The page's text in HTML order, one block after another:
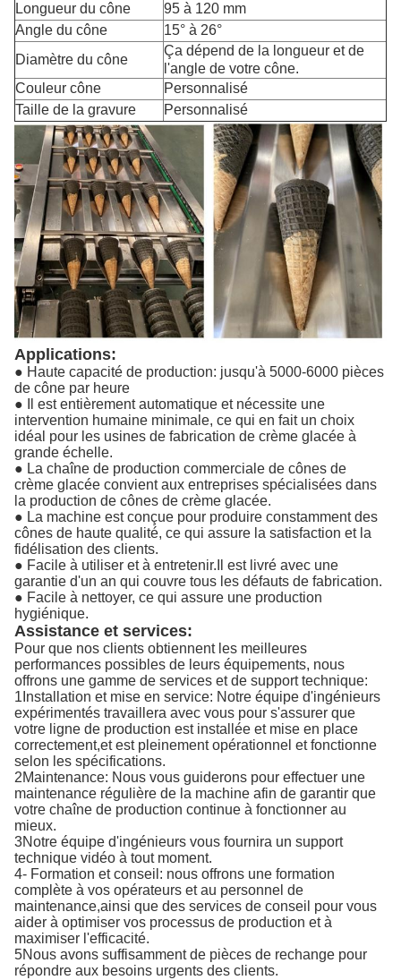
Longueur du cône
95 à 120 mm
Angle du cône
15° à 26°
Diamètre du cône
Ça dépend de la longueur et de
l'angle de votre cône.
Couleur cône
Personnalisé
Taille de la gravure
Personnalisé
Applications:
● Haute capacité de production: jusqu'à 5000-6000 pièces
de cône par heure
● Il est entièrement automatique et nécessite une
intervention humaine minimale, ce qui en fait un choix
idéal pour les usines de fabrication de crème glacée à
grande échelle.
● La chaîne de production commerciale de cônes de
crème glacée convient aux entreprises spécialisées dans
la production de cônes de crème glacée.
● La machine est conçue pour produire constamment des
cônes de haute qualité, ce qui assure la satisfaction et la
fidélisation des clients.
● Facile à utiliser et à entretenir.Il est livré avec une
garantie d'un an qui couvre tous les défauts de fabrication.
● Facile à nettoyer, ce qui assure une production
hygiénique.
Assistance et services:
Pour que nos clients obtiennent les meilleures
performances possibles de leurs équipements, nous
offrons une gamme de services et de support technique:
1Installation et mise en service: Notre équipe d'ingénieurs
expérimentés travaillera avec vous pour s'assurer que
votre ligne de production est installée et mise en place
correctement,et est pleinement opérationnel et fonctionne
selon les spécifications.
2Maintenance: Nous vous guiderons pour effectuer une
maintenance régulière de la machine afin de garantir que
votre chaîne de production continue à fonctionner au
mieux.
3Notre équipe d'ingénieurs vous fournira un support
technique vidéo à tout moment.
4- Formation et conseil: nous offrons une formation
complète à vos opérateurs et au personnel de
maintenance,ainsi que des services de conseil pour vous
aider à optimiser vos processus de production et à
maximiser l'efficacité.
5Nous avons suffisamment de pièces de rechange pour
répondre aux besoins urgents des clients.